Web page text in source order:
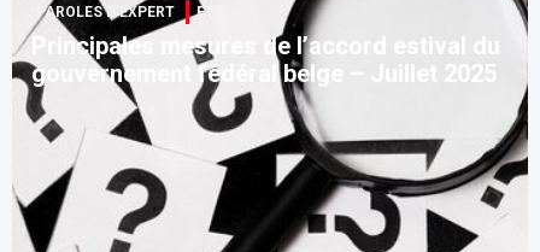
PAROLES D’EXPERT F.F.F.
Principales mesures de l’accord estival du
gouvernement fédéral belge – Juillet 2025